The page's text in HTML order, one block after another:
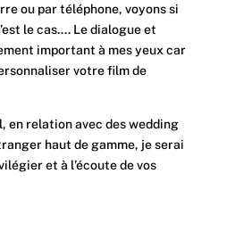
ou par téléphone, voyons si
le cas…. Le dialogue et
important à mes yeux car
votre film de
en relation avec des wedding
haut de gamme, je serai
et à l’écoute de vos